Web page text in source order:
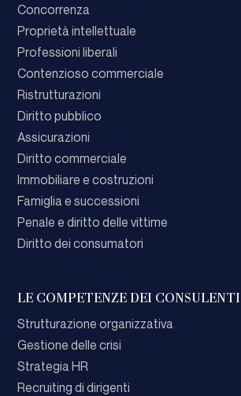
Concorrenza
Proprietà intellettuale
Professioni liberali
Contenzioso commerciale
Ristrutturazioni
Diritto pubblico
Assicurazioni
Diritto commerciale
Immobiliare e costruzioni
Famiglia e successioni
Penale e diritto delle vittime
Diritto dei consumatori
LE COMPETENZE DEI CONSULENTI
Strutturazione organizzativa
Gestione delle crisi
Strategia HR
Recruiting di dirigenti